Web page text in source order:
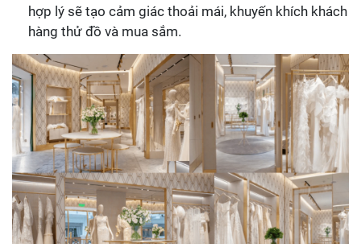
hợp lý sẽ tạo cảm giác thoải mái, khuyến khích khách
hàng thử đồ và mua sắm.